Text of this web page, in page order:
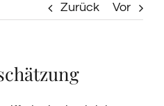
Zurück Vor